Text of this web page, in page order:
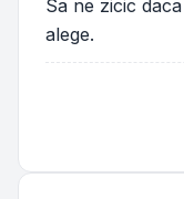
Sa ne zicic
alege.